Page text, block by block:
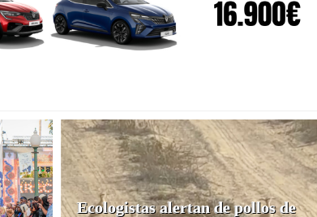
Ecologistas alertan de pollos de